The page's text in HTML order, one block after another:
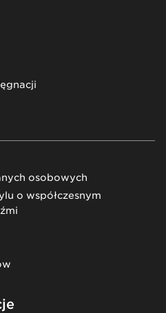
osobowych
o współczesnym